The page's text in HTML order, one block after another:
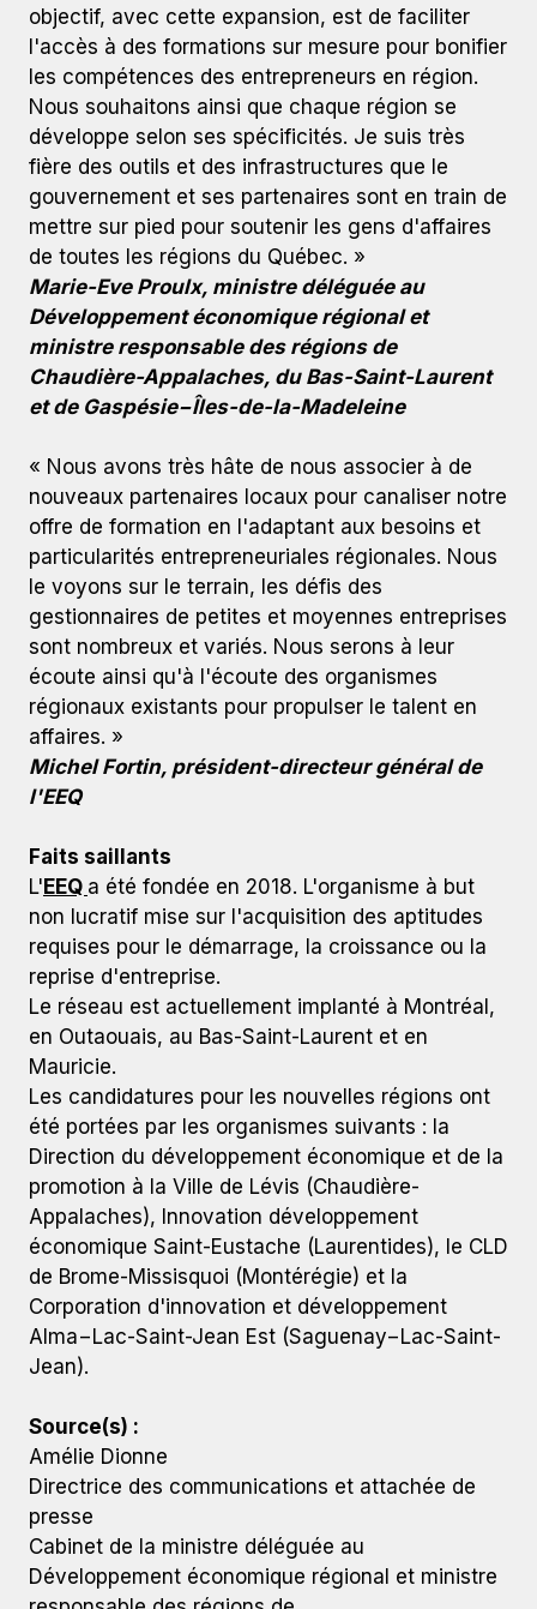
objectif, avec cette expansion, est de faciliter
l'accès à des formations sur mesure pour bonifier
les compétences des entrepreneurs en région.
Nous souhaitons ainsi que chaque région se
développe selon ses spécificités. Je suis très
fière des outils et des infrastructures que le
gouvernement et ses partenaires sont en train de
mettre sur pied pour soutenir les gens d'affaires
de toutes les régions du Québec. »
Marie-Eve Proulx, ministre déléguée au
Développement économique régional et
ministre responsable des régions de
Chaudière-Appalaches, du Bas-Saint-Laurent
et de Gaspésie−Îles-de-la-Madeleine
« Nous avons très hâte de nous associer à de
nouveaux partenaires locaux pour canaliser notre
offre de formation en l'adaptant aux besoins et
particularités entrepreneuriales régionales. Nous
le voyons sur le terrain, les défis des
gestionnaires de petites et moyennes entreprises
sont nombreux et variés. Nous serons à leur
écoute ainsi qu'à l'écoute des organismes
régionaux existants pour propulser le talent en
affaires. »
Michel Fortin, président-directeur général de
l'EEQ
Faits saillants
L' EEQ a été fondée en 2018. L'organisme à but
non lucratif mise sur l'acquisition des aptitudes
requises pour le démarrage, la croissance ou la
reprise d'entreprise.
Le réseau est actuellement implanté à Montréal,
en Outaouais, au Bas-Saint-Laurent et en
Mauricie.
Les candidatures pour les nouvelles régions ont
été portées par les organismes suivants : la
Direction du développement économique et de la
promotion à la Ville de Lévis (Chaudière-
Appalaches), Innovation développement
économique Saint-Eustache (Laurentides), le CLD
de Brome-Missisquoi (Montérégie) et la
Corporation d'innovation et développement
Alma−Lac-Saint-Jean Est (Saguenay−Lac-Saint-
Jean).
Source(s) :
Amélie Dionne
Directrice des communications et attachée de
presse
Cabinet de la ministre déléguée au
Développement économique régional et ministre